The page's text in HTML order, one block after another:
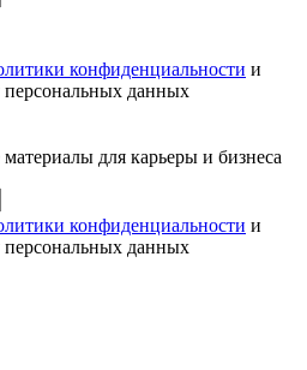
конфиденциальности и
персональных данных
для карьеры и бизнеса
конфиденциальности и
персональных данных